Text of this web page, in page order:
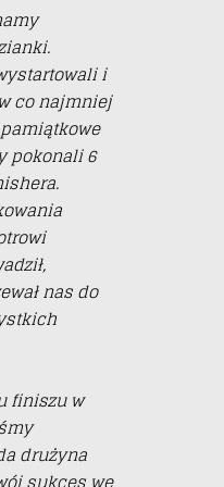
i
co najmniej
pokonali 6
nas do
finiszu w
drużyna